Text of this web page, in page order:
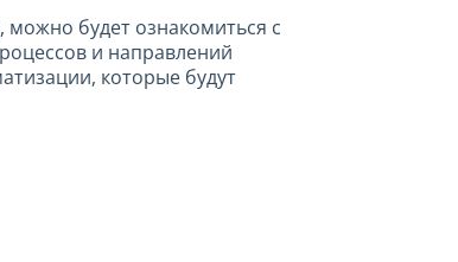
будет ознакомиться с
и направлений
которые будут